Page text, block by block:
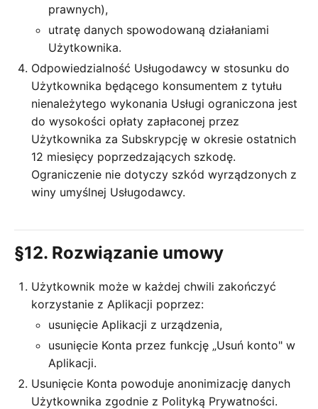
prawnych),
utratę danych spowodowaną działaniami
Użytkownika.
Odpowiedzialność Usługodawcy w stosunku do
Użytkownika będącego konsumentem z tytułu
nienależytego wykonania Usługi ograniczona jest
do wysokości opłaty zapłaconej przez
Użytkownika za Subskrypcję w okresie ostatnich
12 miesięcy poprzedzających szkodę.
Ograniczenie nie dotyczy szkód wyrządzonych z
winy umyślnej Usługodawcy.
§12. Rozwiązanie umowy
Użytkownik może w każdej chwili zakończyć
korzystanie z Aplikacji poprzez:
usunięcie Aplikacji z urządzenia,
usunięcie Konta przez funkcję „Usuń konto" w
Aplikacji.
Usunięcie Konta powoduje anonimizację danych
Użytkownika zgodnie z Polityką Prywatności.